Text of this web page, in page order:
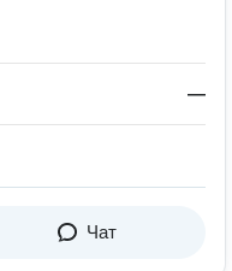
—
Чат